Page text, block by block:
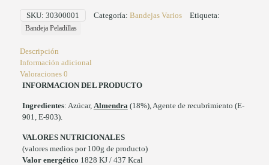
cantidad
SKU: 30300001 Categoría: Bandejas Varios Etiqueta:
Bandeja Peladillas
Descripción
Información adicional
Valoraciones 0
INFORMACION DEL PRODUCTO
Ingredientes: Azúcar, Almendra(18%), Agente de recubrimiento (E-
901, E-903).
VALORES NUTRICIONALES
(valores medios por 100g de producto)
Valor energético 1828 KJ / 437 Kcal